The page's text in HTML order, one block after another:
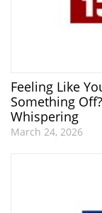
Feeling Like
Something
Whispering
March 24, 2026